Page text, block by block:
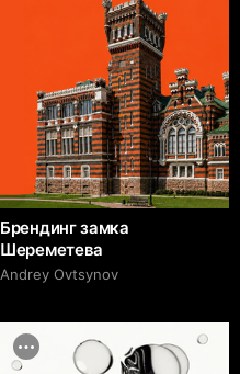
Брендинг замка
Шереметева
Andrey Ovtsynov